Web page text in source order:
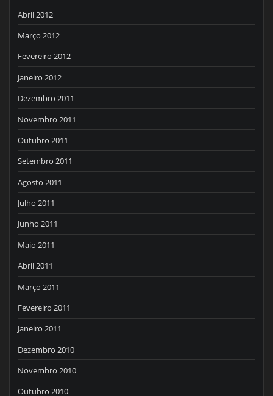
Abril 2012
Março 2012
Fevereiro 2012
Janeiro 2012
Dezembro 2011
Novembro 2011
Outubro 2011
Setembro 2011
Agosto 2011
Julho 2011
Junho 2011
Maio 2011
Abril 2011
Março 2011
Fevereiro 2011
Janeiro 2011
Dezembro 2010
Novembro 2010
Outubro 2010